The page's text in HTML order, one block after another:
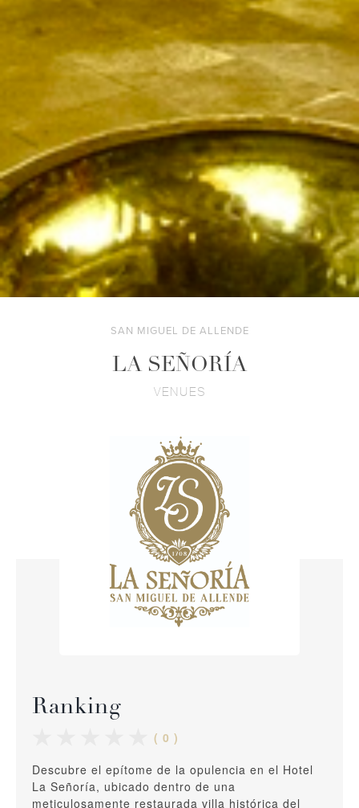
SAN MIGUEL DE ALLENDE
LA SEÑORÍA
VENUES
Ranking
( 0 )
Descubre el epítome de la opulencia en el Hotel
La Señoría, ubicado dentro de una
meticulosamente restaurada villa histórica del